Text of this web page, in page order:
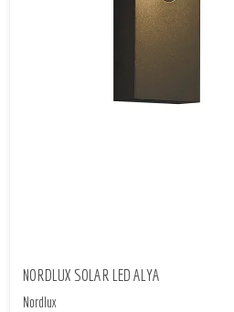
NORDLUX SOLAR LED ALYA
Nordlux